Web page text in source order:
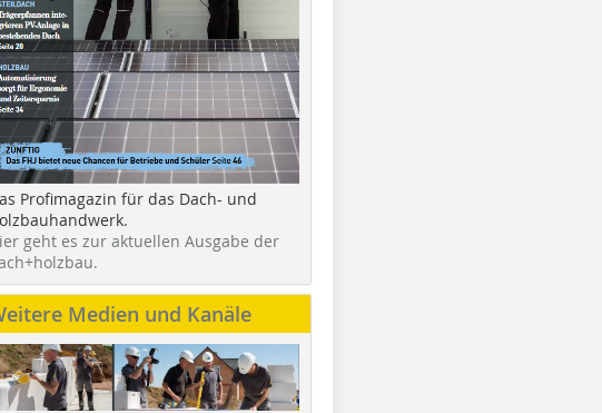
Profimagazin für das Dach- und
geht es zur aktuellen Ausgabe der
Medien und Kanäle